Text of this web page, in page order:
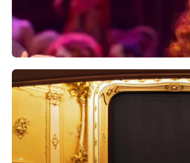
Pretty Woman
BEKIJKEN